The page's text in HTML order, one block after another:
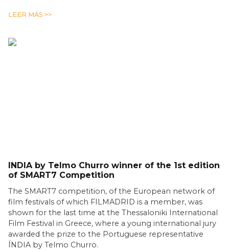
LEER MÁS >>
INDIA by Telmo Churro winner of the 1st edition
of SMART7 Competition
The SMART7 competition, of the European network of
film festivals of which FILMADRID is a member, was
shown for the last time at the Thessaloniki International
Film Festival in Greece, where a young international jury
awarded the prize to the Portuguese representative
ÍNDIA by Telmo Churro.